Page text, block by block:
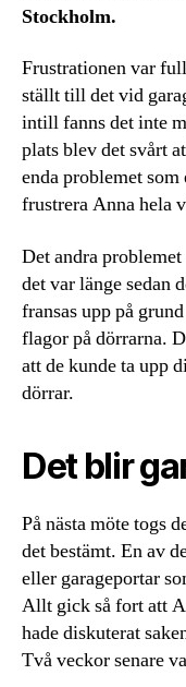
Stockholm.
Frustrationen var
ställt till det vid
intill fanns det inte
plats blev det svårt
enda problemet
frustrera Anna hela
Det andra
det var länge sedan
fransas upp på
flagor på dörrarna.
att de kunde ta upp
dörrar.
Det blir
På nästa möte togs
det bestämt. En av
eller garageportar
Allt gick så fort att
hade diskuterat
Två veckor senare